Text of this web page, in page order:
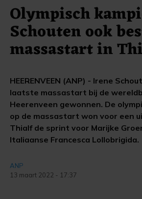
Olympisch
Schouten ook
massastart in
HEERENVEEN (ANP) - Irene
laatste massastart bij de
Heerenveen gewonnen. De
op de massastart won voor een
Thialf de sprint voor Marijke
Italiaanse Francesca Lollobrigida.
ANP
13 maart 2022 - 17:37